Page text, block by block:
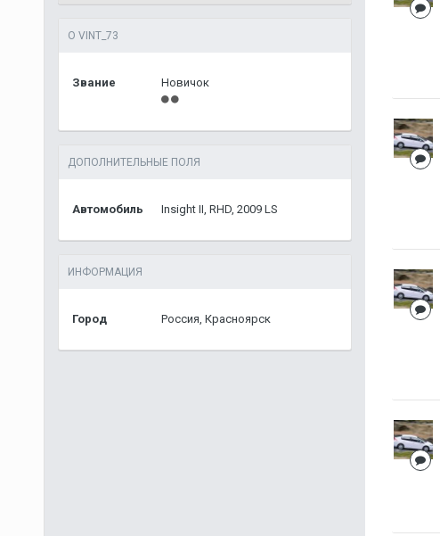
О VINT_73
Звание Новичок
ДОПОЛНИТЕЛЬНЫЕ ПОЛЯ
Автомобиль Insight II, RHD, 2009 LS
ИНФОРМАЦИЯ
Город Россия, Красноярск